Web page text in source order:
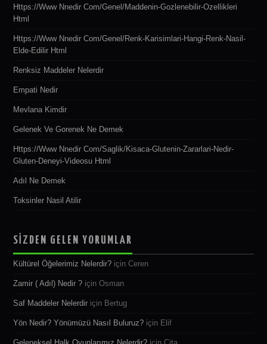
Https://www Nnedir Com/genel/maddenin-Gozlenebilir-Ozellikleri
Html
Https://www Nnedir Com/genel/renk-Karisimlari-Hangi-Renk-Nasil-
Elde-Edilir Html
Renksiz Maddeler Nelerdir
Empati Nedir
Mevlana Kimdir
Gelenek Ve Gorenek Ne Demek
Https://www Nnedir Com/saglik/kisaca-Glutenin-Zararlari-Nedir-
Gluten-Deneyi-Videosu Html
Adıl Ne Demek
Toksinler Nasil Atilir
SİZDEN GELEN YORUMLAR
Kültürel Öğelerimiz Nelerdir? içinCeren
Zamir ( Adıl) Nedir ? içinOsman
Saf Maddeler Nelerdir için Bertug
Yön Nedir? Yönümüzü Nasıl Buluruz? için Elif